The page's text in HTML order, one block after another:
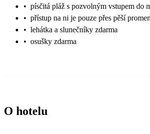
• písčitá pláž s pozvolným vstupem do
• přístup na ni je pouze přes pěší
• lehátka a slunečníky zdarma
• osušky zdarma
O hotelu